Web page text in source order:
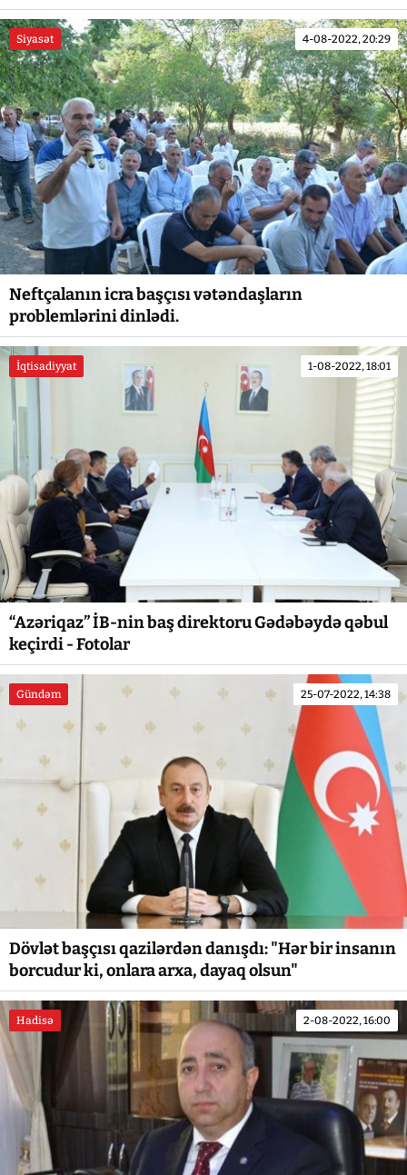
Siyasət 4-08-2022, 20:29
Neftçalanın icra başçısı vətəndaşların
problemlərini dinlədi.
İqtisadiyyat 1-08-2022, 18:01
“Azəriqaz” İB-nin baş direktoru Gədəbəydə qəbul
keçirdi - Fotolar
Gündəm 25-07-2022, 14:38
Dövlət başçısı qazilərdən danışdı: "Hər bir insanın
borcudur ki, onlara arxa, dayaq olsun"
Hadisə 2-08-2022, 16:00